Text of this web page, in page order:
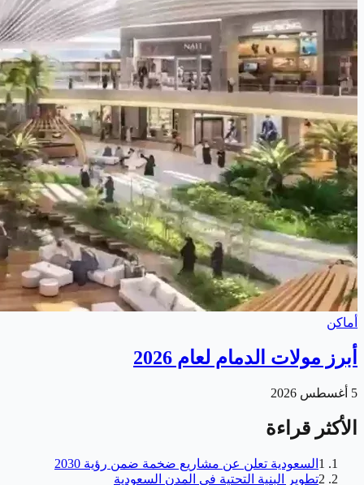
أماكن
أبرز مولات الدمام لعام 2026
5 أغسطس 2026
الأكثر قراءة
1 السعودية تعلن عن مشاريع ضخمة ضمن رؤية 2030
2تطوير البنية التحتية في المدن السعودية